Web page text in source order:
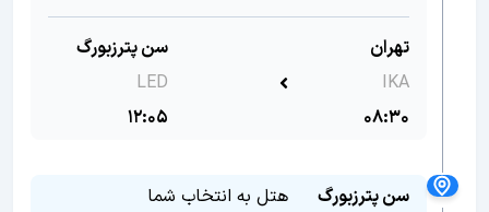
تهران
IKA
08:30
سن پترزبورگ
LED
12:05
سن پترزبورگ
هتل به انتخاب شما